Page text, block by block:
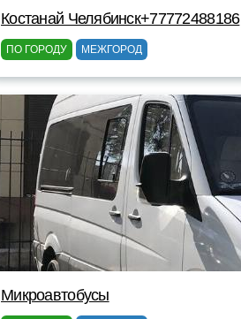
Костанай Челябинск+77772488186
ПО ГОРОДУ МЕЖГОРОД
Микроавтобусы